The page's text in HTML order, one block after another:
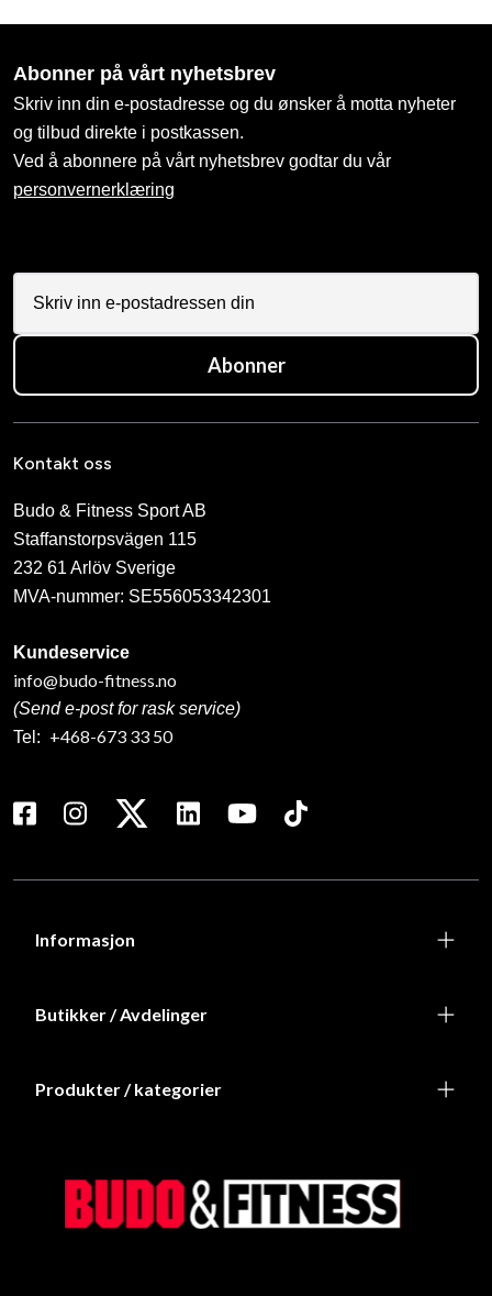
Abonner på vårt nyhetsbrev
Skriv inn din e-postadresse og du ønsker å motta nyheter
og tilbud direkte i postkassen.
Ved å abonnere på vårt nyhetsbrev godtar du vår
personvernerklæring
Abonner
Kontakt oss
Budo & Fitness Sport AB
Staffanstorpsvägen 115
232 61 Arlöv Sverige
MVA-nummer: SE556053342301
Kundeservice
info@budo-fitness.no
(Send e-post for rask service)
Tel: +468-673 33 50
Informasjon
Butikker / Avdelinger
Produkter / kategorier